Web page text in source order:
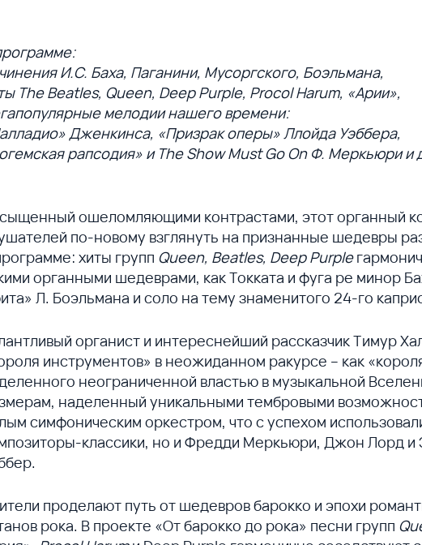
И.С. Баха, Паганини, Мусоргского, Боэльмана,
The Beatles, Queen, Deep Purple, Procol Harum, «Арии»,
мелодии нашего времени:
Дженкинса, «Призрак оперы» Ллойда Уэббера,
рапсодия» и The Show Must Go On Ф. Меркьюри и
ошеломляющими контрастами, этот органный
по-новому взглянуть на признанные шедевры
хиты групп Queen, Beatles, Deep Purple
органными шедеврами, как Токката и фуга ре минор
Л. Боэльмана и соло на тему знаменитого 24-го
органист и интереснейший рассказчик Тимур
инструментов» в неожиданном ракурсе – как
неограниченной властью в музыкальной
наделенный уникальными тембровыми
симфоническим оркестром, что с успехом
классики, но и Фредди Меркьюри, Джон Лорд
проделают путь от шедевров барокко и эпохи
рока. В проекте «От барокко до рока» песни групп